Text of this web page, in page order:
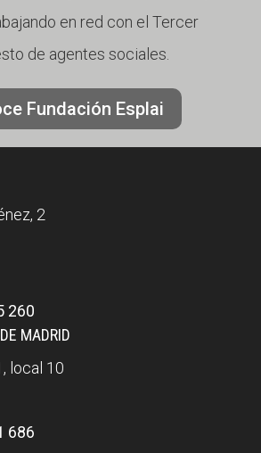
en red con el Tercer
de agentes sociales.
Fundación Esplai
2
260
MADRID
local 10
686